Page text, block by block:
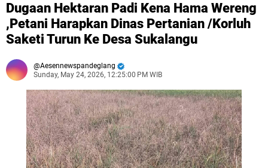
Dugaan Hektaran Padi Kena Hama Wereng
,Petani Harapkan Dinas Pertanian /Korluh
Saketi Turun Ke Desa Sukalangu
Aesennewspandeglang
Sunday, May 24, 2026, 12:25:00 PM WIB